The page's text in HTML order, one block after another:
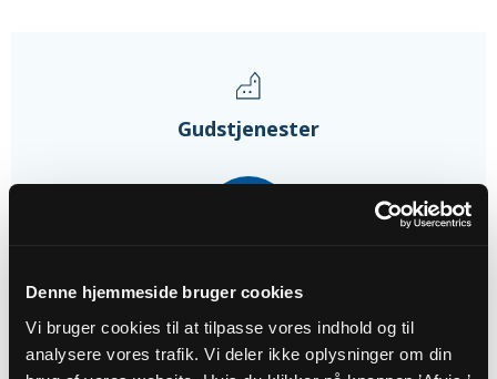
Denne hjemmeside bruger cookies
Vi bruger cookies til at tilpasse vores indhold og til
analysere vores trafik. Vi deler ikke oplysninger om din
Gudstjenester
Gudstjeneste - 11. søndag efter...
Munke Bjergby Kirke, kl. 09:00
Karsten Lundbeck Garne